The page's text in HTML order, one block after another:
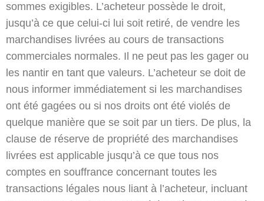
sommes exigibles. L’acheteur possède le droit,
jusqu’à ce que celui-ci lui soit retiré, de vendre les
marchandises livrées au cours de transactions
commerciales normales. Il ne peut pas les gager ou
les nantir en tant que valeurs. L’acheteur se doit de
nous informer immédiatement si les marchandises
ont été gagées ou si nos droits ont été violés de
quelque manière que se soit par un tiers. De plus, la
clause de réserve de propriété des marchandises
livrées est applicable jusqu’à ce que tous nos
comptes en souffrance concernant toutes les
transactions légales nous liant à l’acheteur, incluant